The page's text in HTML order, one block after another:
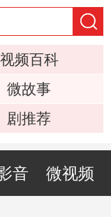
视频百科
微故事
剧推荐
音 微视频